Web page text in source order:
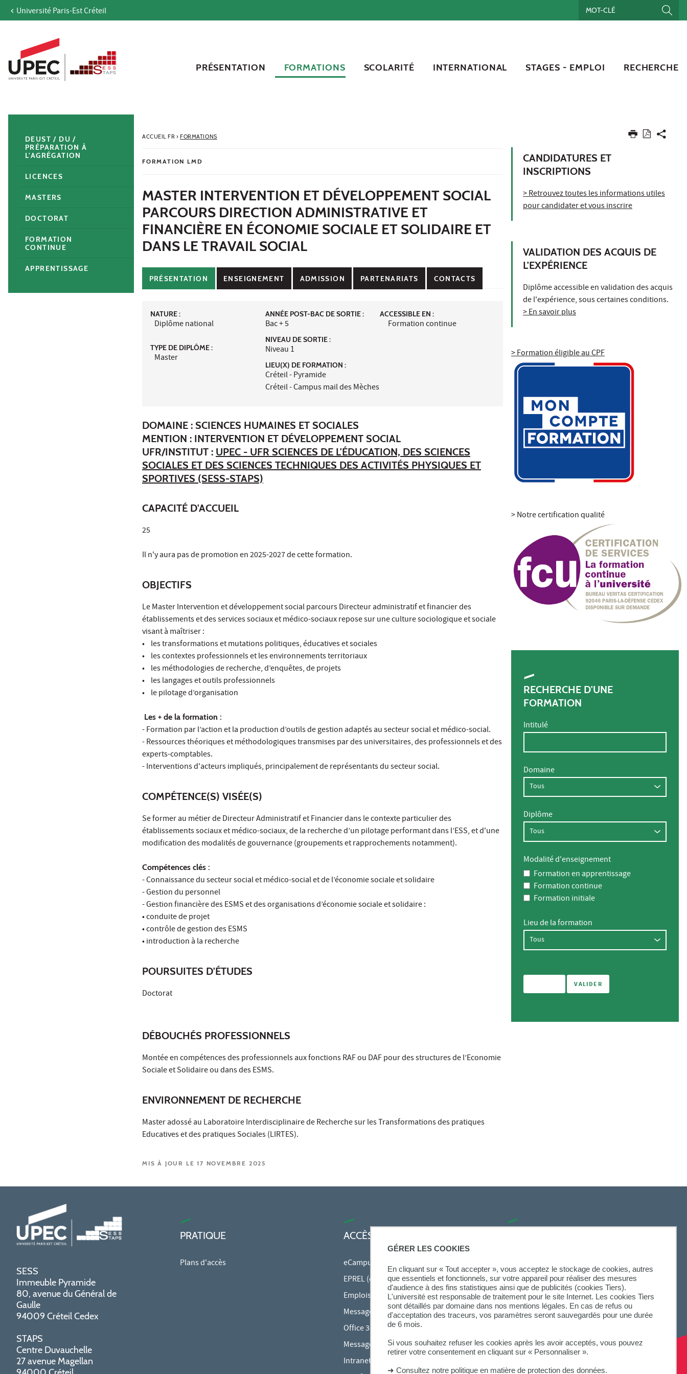
GÉRER LES COOKIES
En cliquant sur « Tout accepter », vous acceptez le stockage de cookies, autres
que essentiels et fonctionnels, sur votre appareil pour réaliser des mesures
d'audience à des fins statistiques ainsi que de publicités (cookies Tiers).
L'université est responsable de traitement pour le site Internet. Les cookies Tiers
sont détaillés par domaine dans nos mentions légales. En cas de refus ou
d'acceptation des traceurs, vos paramètres seront sauvegardés pour une durée
de 6 mois.
Si vous souhaitez refuser les cookies après les avoir acceptés, vous pouvez
retirer votre consentement en cliquant sur « Personnaliser ».
➜ Consultez notre politique en matière de protection des données.
Aller au contenu
Accès directs
Recherche
Navigation secondaire
Université Paris-Est Créteil
PRÉSENTATION FORMATIONS SCOLARITÉ INTERNATIONAL STAGES - EMPLOI RECHERCHE
ACCUEIL FR› FORMATIONS
FORMATION LMD
MASTER INTERVENTION ET DÉVELOPPEMENT SOCIAL
PARCOURS DIRECTION ADMINISTRATIVE ET
FINANCIÈRE EN ÉCONOMIE SOCIALE ET SOLIDAIRE ET
DANS LE TRAVAIL SOCIAL
PRÉSENTATION ENSEIGNEMENT ADMISSION PARTENARIATS CONTACTS
NATURE :
Diplôme national
TYPE DE DIPLÔME :
Master
ANNÉE POST-BAC DE SORTIE :
Bac + 5
NIVEAU DE SORTIE :
Niveau 1
LIEU(X) DE FORMATION :
Créteil - Pyramide
Créteil - Campus mail des Mèches
ACCESSIBLE EN :
Formation continue
DOMAINE : SCIENCES HUMAINES ET SOCIALES
MENTION : INTERVENTION ET DÉVELOPPEMENT SOCIAL
UFR/INSTITUT : UPEC - UFR SCIENCES DE L'ÉDUCATION, DES SCIENCES
SOCIALES ET DES SCIENCES TECHNIQUES DES ACTIVITÉS PHYSIQUES ET
SPORTIVES (SESS-STAPS)
CAPACITÉ D'ACCUEIL
25
Il n'y aura pas de promotion en 2025-2027 de cette formation.
OBJECTIFS
Le Master Intervention et développement social parcours Directeur administratif et financier des
établissements et des services sociaux et médico-sociaux repose sur une culture sociologique et sociale
visant à maîtriser :
• les transformations et mutations politiques, éducatives et sociales
• les contextes professionnels et les environnements territoriaux
• les méthodologies de recherche, d’enquêtes, de projets
• les langages et outils professionnels
• le pilotage d’organisation
Les + de la formation :
- Formation par l’action et la production d’outils de gestion adaptés au secteur social et médico-social.
- Ressources théoriques et méthodologiques transmises par des universitaires, des professionnels et des
experts-comptables.
- Interventions d'acteurs impliqués, principalement de représentants du secteur social.
COMPÉTENCE(S) VISÉE(S)
Se former au métier de Directeur Administratif et Financier dans le contexte particulier des
établissements sociaux et médico-sociaux, de la recherche d’un pilotage performant dans l’ESS, et d'une
modification des modalités de gouvernance (groupements et rapprochements notamment).
Compétences clés :
- Connaissance du secteur social et médico-social et de l’économie sociale et solidaire
- Gestion du personnel
- Gestion financière des ESMS et des organisations d’économie sociale et solidaire :
• conduite de projet
• contrôle de gestion des ESMS
• introduction à la recherche
POURSUITES D'ÉTUDES
Doctorat
DÉBOUCHÉS PROFESSIONNELS
Montée en compétences des professionnels aux fonctions RAF ou DAF pour des structures de l’Economie
Sociale et Solidaire ou dans des ESMS.
ENVIRONNEMENT DE RECHERCHE
Master adossé au Laboratoire Interdisciplinaire de Recherche sur les Transformations des pratiques
Educatives et des pratiques Sociales (LIRTES).
MIS À JOUR LE 17 NOVEMBRE 2025
CANDIDATURES ET
INSCRIPTIONS
> Retrouvez toutes les informations utiles
pour candidater et vous inscrire
VALIDATION DES ACQUIS DE
L'EXPÉRIENCE
Diplôme accessible en validation des acquis
de l'expérience, sous certaines conditions.
> En savoir plus
> Formation éligible au CPF
> Notre certification qualité
RECHERCHE D'UNE
FORMATION
Intitulé
Domaine
Diplôme
Modalité d'enseignement
Formation en apprentissage
Formation continue
Formation initiale
Lieu de la formation
DEUST / DU /
PRÉPARATION À
L'AGRÉGATION
LICENCES
MASTERS
DOCTORAT
FORMATION
CONTINUE
APPRENTISSAGE
SESS
Immeuble Pyramide
80, avenue du Général de
Gaulle
94009 Créteil Cedex
STAPS
Centre Duvauchelle
27 avenue Magellan
PRATIQUE
Plans d'accès
ACCÈS RAPIDES
eCampus
EPREL (cours en ligne)
Emplois du temps en ligne (ADE)
Messagerie étudiante
Office 365
Messagerie des personnels
Intranet des personnels